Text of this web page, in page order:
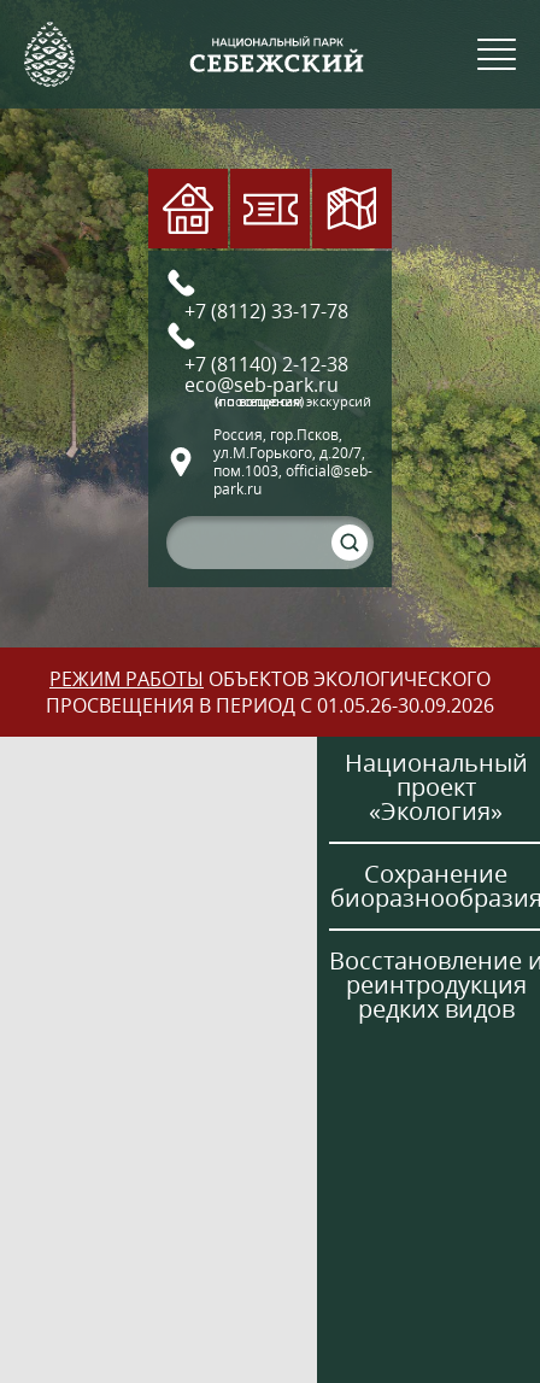
+7 (8112) 33-17-78
+7 (81140) 2-12-38
eco@seb-park.ru
(по вопросам экскурсий и посещения)
Россия, гор.Псков,
ул.М.Горького, д.20/7,
пом.1003, official@seb-
park.ru
РЕЖИМ РАБОТЫ ОБЪЕКТОВ ЭКОЛОГИЧЕСКОГО
ПРОСВЕЩЕНИЯ В ПЕРИОД С 01.05.26-30.09.2026
Национальный
проект
«Экология»
Сохранение
Восстановление
реинтродукция
редких видов